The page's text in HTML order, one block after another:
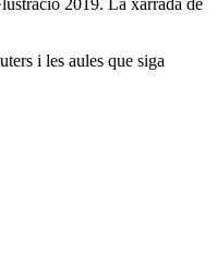
i les aules que siga